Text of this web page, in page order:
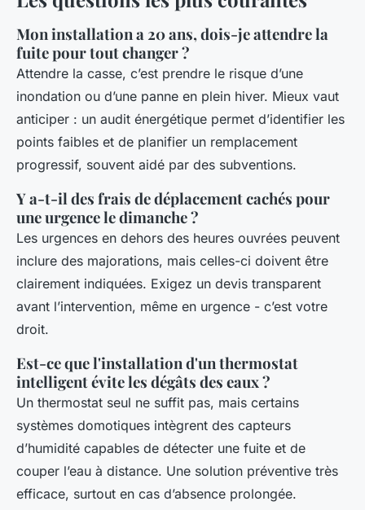
Mon installation a 20 ans, dois-je attendre la
fuite pour tout changer ?
Attendre la casse, c’est prendre le risque d’une
inondation ou d’une panne en plein hiver. Mieux vaut
anticiper : un audit énergétique permet d’identifier les
points faibles et de planifier un remplacement
progressif, souvent aidé par des subventions.
Y a-t-il des frais de déplacement cachés pour
une urgence le dimanche ?
Les urgences en dehors des heures ouvrées peuvent
inclure des majorations, mais celles-ci doivent être
clairement indiquées. Exigez un devis transparent
avant l’intervention, même en urgence - c’est votre
droit.
Est-ce que l'installation d'un thermostat
intelligent évite les dégâts des eaux ?
Un thermostat seul ne suffit pas, mais certains
systèmes domotiques intègrent des capteurs
d’humidité capables de détecter une fuite et de
couper l’eau à distance. Une solution préventive très
efficace, surtout en cas d’absence prolongée.